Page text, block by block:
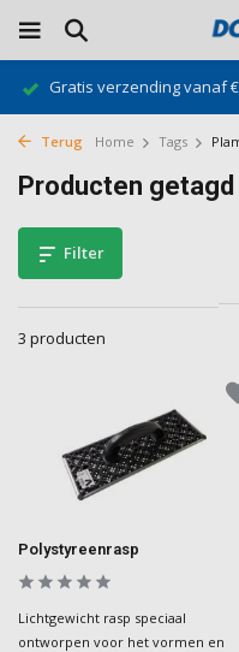
Gratis verzending vanaf
Terug Home Tags
Producten
Filter
3 producten
Polystyreenrasp
Lichtgewicht rasp speciaal
ontworpen voor het vormen en